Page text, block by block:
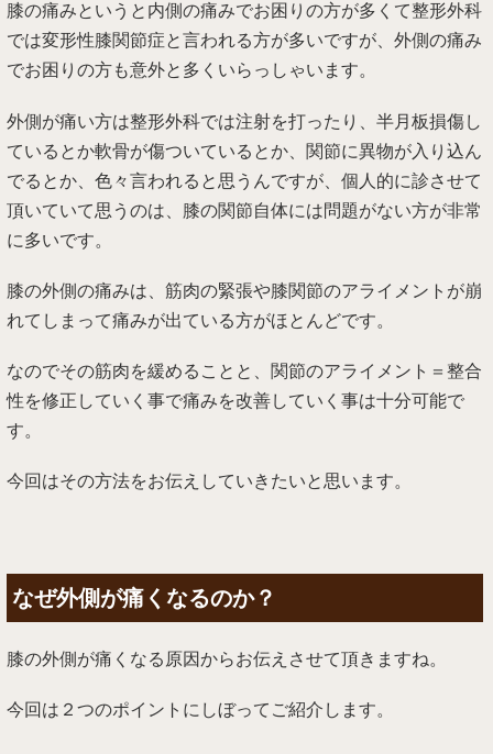
膝の痛みというと内側の痛みでお困りの方が多くて整形外科
では変形性膝関節症と言われる方が多いですが、外側の痛み
でお困りの方も意外と多くいらっしゃいます。
外側が痛い方は整形外科では注射を打ったり、半月板損傷し
ているとか軟骨が傷ついているとか、関節に異物が入り込ん
でるとか、色々言われると思うんですが、個人的に診させて
頂いていて思うのは、膝の関節自体には問題がない方が非常
に多いです。
膝の外側の痛みは、筋肉の緊張や膝関節のアライメントが崩
れてしまって痛みが出ている方がほとんどです。
なのでその筋肉を緩めることと、関節のアライメント＝整合
性を修正していく事で痛みを改善していく事は十分可能で
す。
今回はその方法をお伝えしていきたいと思います。
なぜ外側が痛くなるのか？
膝の外側が痛くなる原因からお伝えさせて頂きますね。
今回は２つのポイントにしぼってご紹介します。